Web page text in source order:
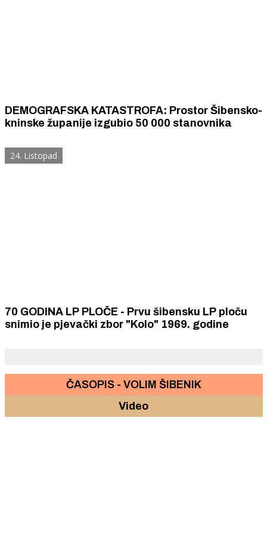
DEMOGRAFSKA KATASTROFA: Prostor Šibensko-
kninske županije izgubio 50 000 stanovnika
24. Listopad
70 GODINA LP PLOČE - Prvu šibensku LP ploču
snimio je pjevački zbor "Kolo" 1969. godine
ČASOPIS - VOLIM ŠIBENIK
Video